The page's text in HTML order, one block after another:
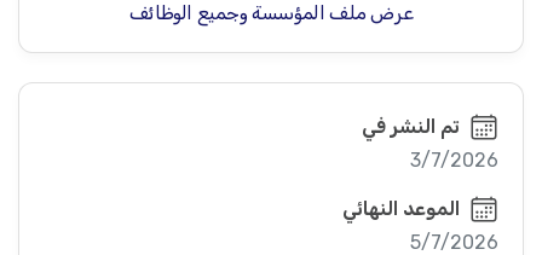
عرض ملف المؤسسة وجميع الوظائف
تم النشر في
3/7/2026
الموعد النهائي
5/7/2026